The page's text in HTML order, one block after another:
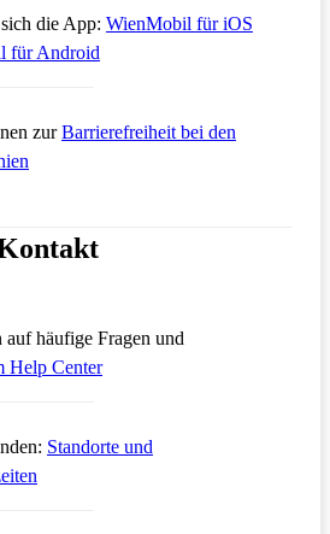
die App: WienMobil für iOS
für Android
zurBarrierefreiheit bei den
häufige Fragen und
Help CenterÖffnet in einem neuen Tab
Standorte und